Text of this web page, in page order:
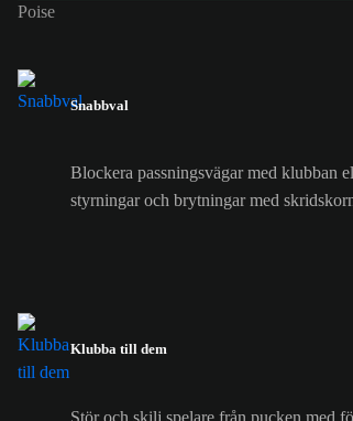
Poise
Snabbval
Blockera passningsvägar med klubban
styrningar och brytningar med
Klubba till dem
Stör och skilj spelare från pucken med